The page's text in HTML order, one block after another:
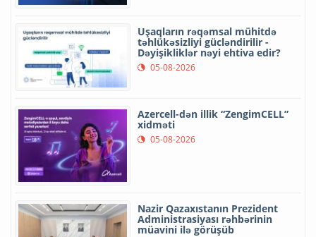
Uşaqların rəqəmsal mühitdə
təhlükəsizliyi gücləndirilir -
Dəyişikliklər nəyi ehtiva edir?
05-08-2026
Azercell-dən illik “ZengimCELL”
xidməti
05-08-2026
Nazir Qazaxıstanın Prezident
Administrasiyası rəhbərinin
müavini ilə görüşüb